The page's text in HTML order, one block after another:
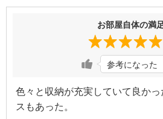
お部屋自体の満
参考になった
色々と収納が充実していて良か
スもあった。